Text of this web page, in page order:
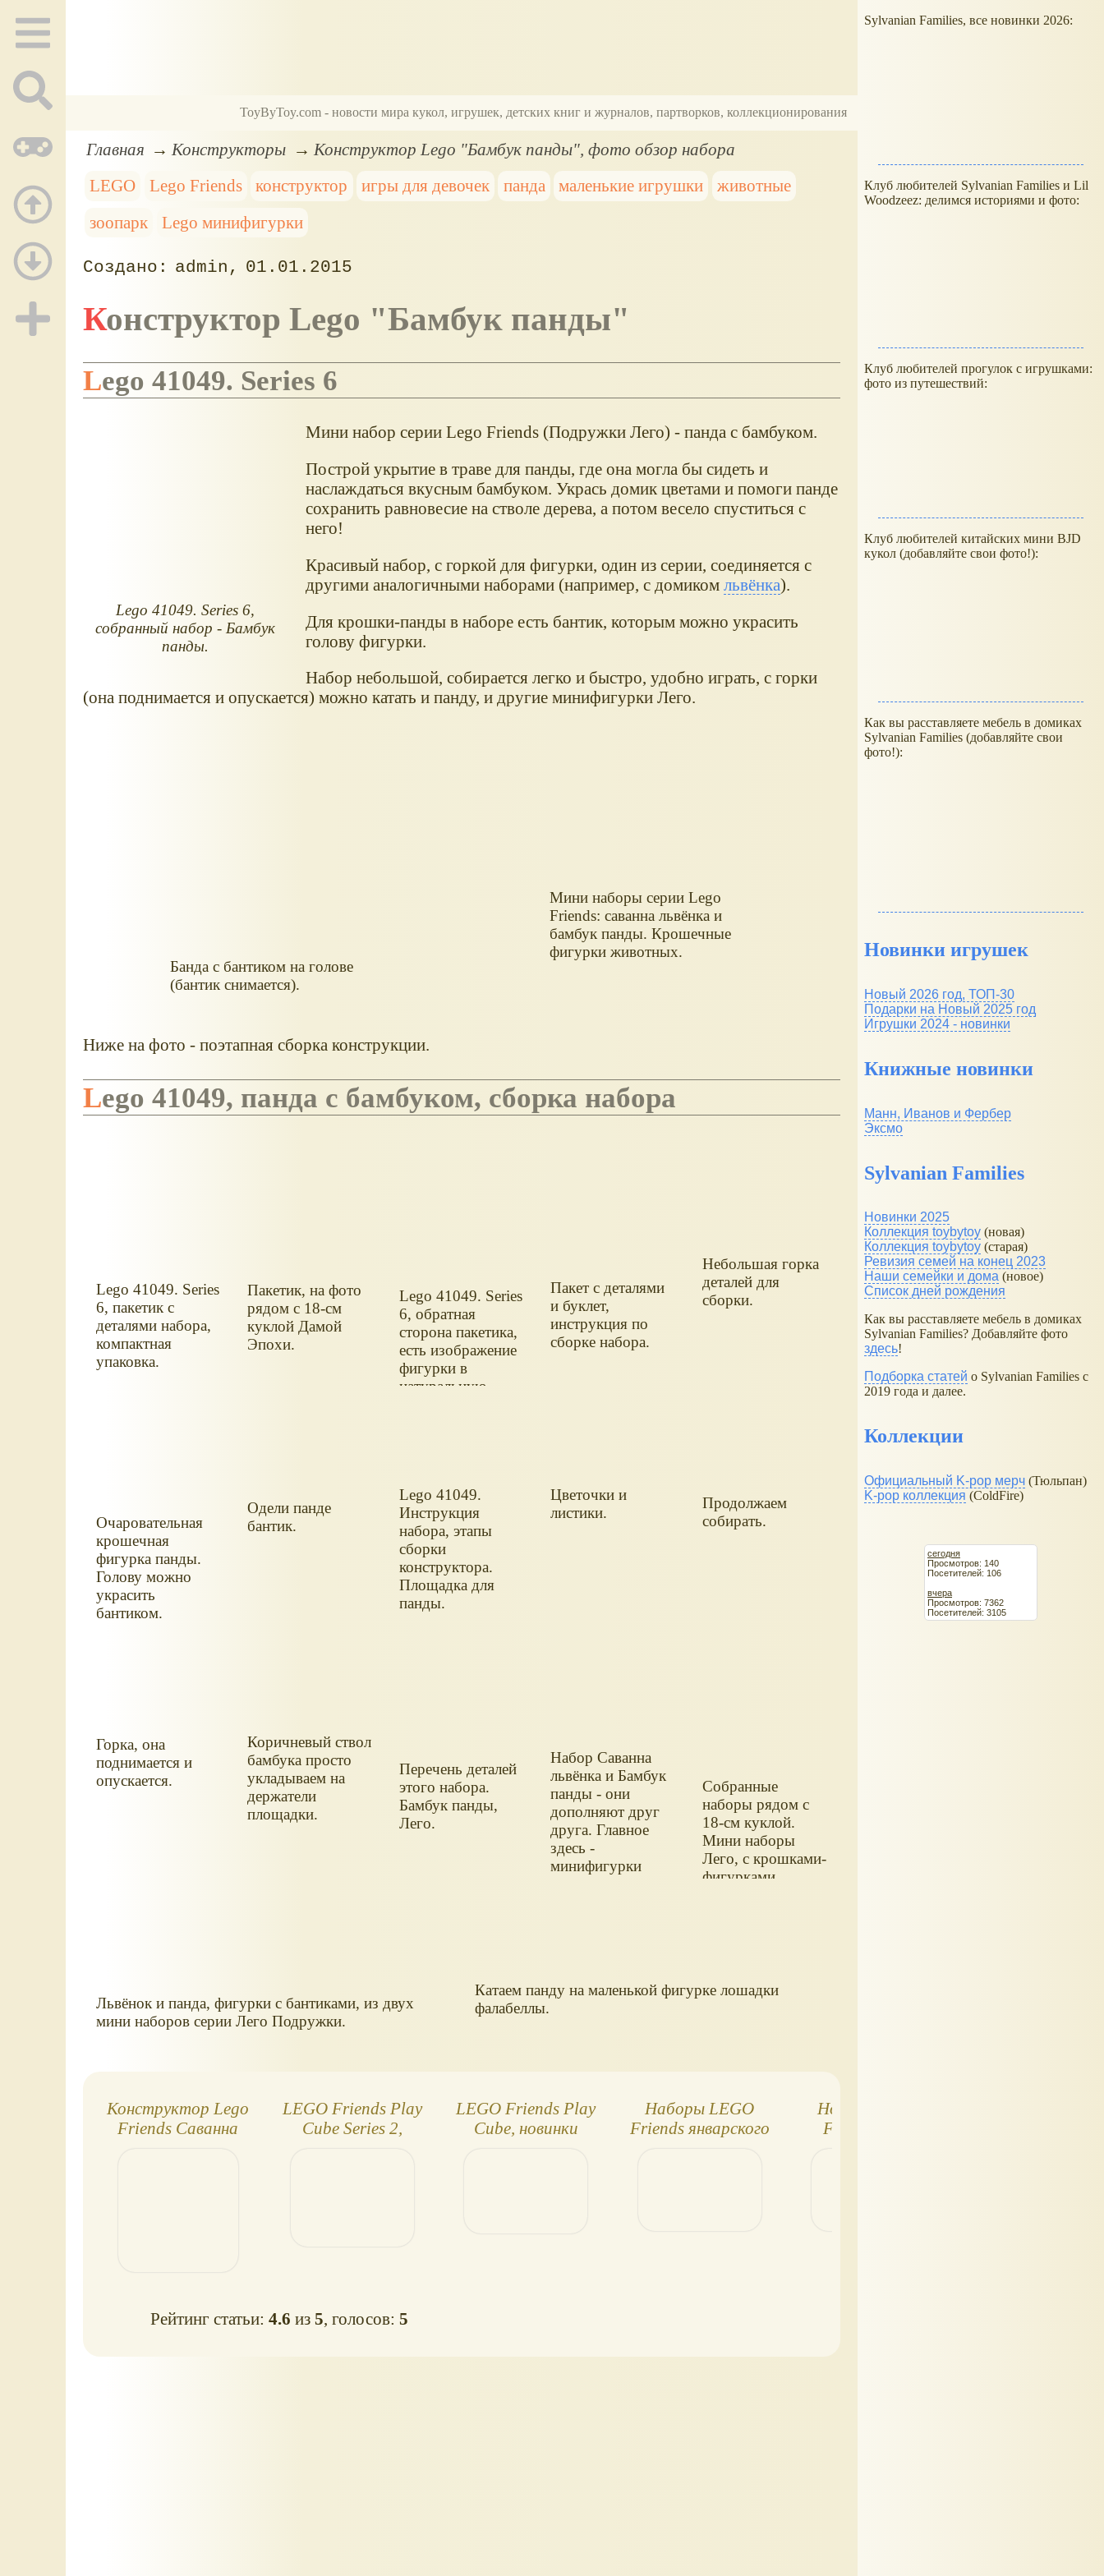
ToyByToy.com - новости мира кукол, игрушек, детских книг и журналов, партворков, коллекционирования
Главная Конструкторы
Конструктор Lego "Бамбук панды", фото обзор набора
LEGO
Lego Friends конструктор игры для девочек панда маленькие игрушки
животные
зоопарк
Lego минифигурки
admin 01.01.2015
Конструктор Lego "Бамбук панды"
Lego 41049. Series 6
Lego 41049. Series 6,
собранный набор - Бамбук
панды.
Мини набор серии Lego Friends (Подружки Лего) - панда с бамбуком.
Построй укрытие в траве для панды, где она могла бы сидеть и
наслаждаться вкусным бамбуком. Укрась домик цветами и помоги панде
сохранить равновесие на стволе дерева, а потом весело спуститься с
него!
Красивый набор, с горкой для фигурки, один из серии, соединяется с
другими аналогичными наборами (например, с домиком львёнка).
Для крошки-панды в наборе есть бантик, которым можно украсить
голову фигурки.
Набор небольшой, собирается легко и быстро, удобно играть, с горки
(она поднимается и опускается) можно катать и панду, и другие минифигурки Лего.
Банда с бантиком на голове
(бантик снимается).
Мини наборы серии Lego
Friends: саванна львёнка и
бамбук панды. Крошечные
фигурки животных.
Ниже на фото - поэтапная сборка конструкции.
Lego 41049, панда с бамбуком, сборка набора
Lego 41049. Series
6, пакетик с
деталями набора,
компактная
упаковка.
Пакетик, на фото
рядом с 18-см
куклой Дамой
Эпохи.
Lego 41049. Series
6, обратная
сторона пакетика,
есть изображение
фигурки в
натуральную
Пакет с деталями
и буклет,
инструкция по
сборке набора.
Небольшая горка
деталей для
сборки.
Очаровательная
крошечная
фигурка панды.
Голову можно
украсить
бантиком.
Одели панде
бантик.
Lego 41049.
Инструкция
набора, этапы
сборки
конструктора.
Площадка для
панды.
Цветочки и
листики.
Продолжаем
собирать.
Горка, она
поднимается и
опускается.
Коричневый ствол
бамбука просто
укладываем на
держатели
площадки.
Перечень деталей
этого набора.
Бамбук панды,
Лего.
Набор Саванна
львёнка и Бамбук
панды - они
дополняют друг
друга. Главное
здесь -
минифигурки
Собранные
наборы рядом с
18-см куклой.
Мини наборы
Лего, с крошками-
фигурками
Львёнок и панда, фигурки с бантиками, из двух
мини наборов серии Лего Подружки.
Катаем панду на маленькой фигурке лошадки
фалабеллы.
Конструктор Lego
Friends Саванна
LEGO Friends Play
Cube Series 2,
LEGO Friends Play
Cube, новинки
Наборы LEGO
Friends январского
Новинки LEGO
Friends 2025:
Рейтинг статьи:4.6 из5 , голосов:5
Sylvanian Families, все новинки 2026:
Клуб любителей Sylvanian Families и Lil
Woodzeez: делимся историями и фото:
Клуб любителей прогулок с игрушками:
фото из путешествий:
Клуб любителей китайских мини BJD
кукол (добавляйте свои фото!):
Как вы расставляете мебель в домиках
Sylvanian Families (добавляйте свои
фото!):
Новинки игрушек
Новый 2026 год, ТОП-30
Подарки на Новый 2025 год
Игрушки 2024 - новинки
Книжные новинки
Манн, Иванов и Фербер
Эксмо
Sylvanian Families
Новинки 2025
Коллекция toybytoy (новая)
Коллекция toybytoy (старая)
Ревизия семей на конец 2023
Наши семейки и дома (новое)
Список дней рождения
Как вы расставляете мебель в домиках
Sylvanian Families? Добавляйте фото
здесь!
Подборка статей о Sylvanian Families с
2019 года и далее.
Коллекции
Официальный K-pop мерч (Тюльпан)
K-pop коллекция (ColdFire)
сегодня
Просмотров: 140
Посетителей: 106
вчера
Просмотров: 7362
Посетителей: 3105